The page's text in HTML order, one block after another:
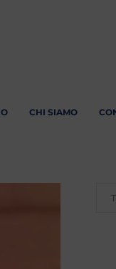
CHI SIAMO